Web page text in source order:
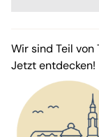
Wir sind Teil von
Jetzt entdecken!